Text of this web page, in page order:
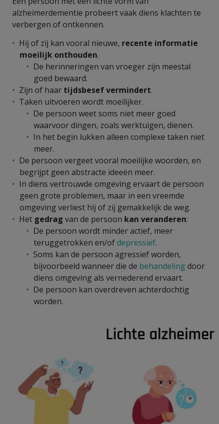
alzheimerdementie probeert vaak diens klachten te
verbergen of ontkennen.
Hij of zij kan vooral nieuwe, recente informatie
moeilijk onthouden.
De herinneringen van vroeger zijn meestal
goed bewaard.
Zijn of haar tijdsbesef vermindert.
Taken uitvoeren wordt moeilijker.
De persoon weet soms niet meer goed
waarvoor dingen, zoals werktuigen, dienen.
In het begin lukken alleen complexe taken niet
meer.
De persoon vergeet vooral moeilijke woorden, en
begrijpt geen abstracte ideeën meer.
In diens vertrouwde omgeving ervaart de persoon
geen grote problemen, maar in een vreemde
omgeving verliest hij of zij gemakkelijk de weg.
Het gedrag van de persoon kan veranderen:
De persoon wordt minder actief, meer
teruggetrokken en/ofdepressief.
Soms kan de persoon agressief worden,
bijvoorbeeld wanneer die de behandeling door
diens omgeving als vernederend ervaart.
De persoon kan overdreven achterdochtig
worden.